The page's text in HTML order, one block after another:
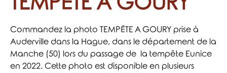
Commandez la photo TEMPÊTE A GOURY prise à
Auderville dans la Hague, dans le département de la
Manche (50) lors du passage de la tempête Eunice
en 2022. Cette photo est disponible en plusieurs